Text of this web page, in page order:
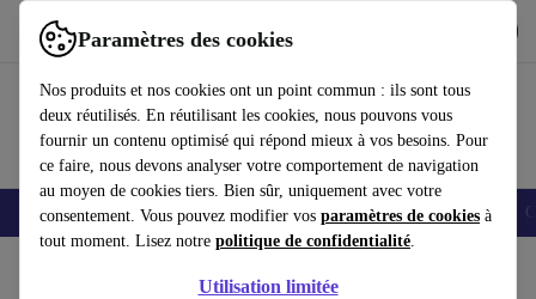
Paramètres des cookies
Nos produits et nos cookies ont un point commun : ils sont tous
deux réutilisés. En réutilisant les cookies, nous pouvons vous
fournir un contenu optimisé qui répond mieux à vos besoins. Pour
ce faire, nous devons analyser votre comportement de navigation
au moyen de cookies tiers. Bien sûr, uniquement avec votre
consentement. Vous pouvez modifier vos paramètres de cookies à
tout moment. Lisez notre politique de confidentialité.
Utilisation limitée
Utilisez refurbed rapidement et facilement
Smartphones Laptops Tablettes Montres connectées Accessoires